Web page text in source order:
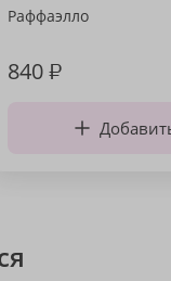
Раффаэлло
840₽